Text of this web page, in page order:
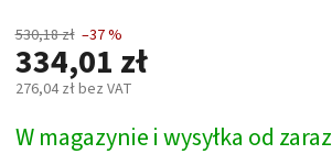
530,18 zł –37 %
334,01 zł
276,04 zł bez VAT
jednostkowa:
W magazynie i wysyłka od zaraz